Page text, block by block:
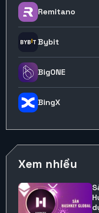
Remitano
Bybit
BigONE
BingX
Xem nhiều